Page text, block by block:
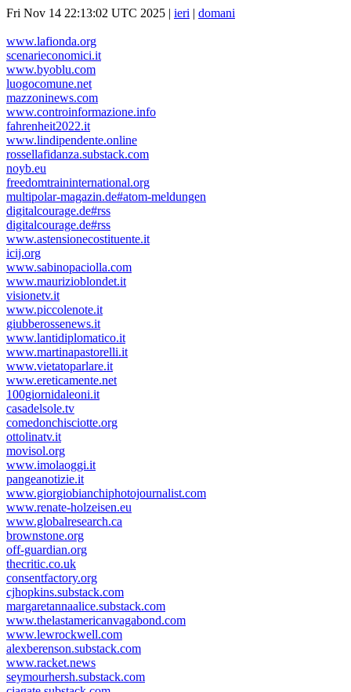
Fri Nov 14 22:13:02 UTC 2025 | ieri | domani
www.lafionda.org
scenarieconomici.it
www.byoblu.com
luogocomune.net
mazzoninews.com
www.controinformazione.info
fahrenheit2022.it
www.lindipendente.online
rossellafidanza.substack.com
noyb.eu
freedomtraininternational.org
multipolar-magazin.de#atom-meldungen
digitalcourage.de#rss
digitalcourage.de#rss
www.astensionecostituente.it
icij.org
www.sabinopaciolla.com
www.maurizioblondet.it
visionetv.it
www.piccolenote.it
giubberossenews.it
www.lantidiplomatico.it
www.martinapastorelli.it
www.vietatoparlare.it
www.ereticamente.net
100giornidaleoni.it
casadelsole.tv
comedonchisciotte.org
ottolinatv.it
movisol.org
www.imolaoggi.it
pangeanotizie.it
www.giorgiobianchiphotojournalist.com
www.renate-holzeisen.eu
www.globalresearch.ca
brownstone.org
off-guardian.org
thecritic.co.uk
consentfactory.org
cjhopkins.substack.com
margaretannaalice.substack.com
www.thelastamericanvagabond.com
www.lewrockwell.com
alexberenson.substack.com
www.racket.news
seymourhersh.substack.com